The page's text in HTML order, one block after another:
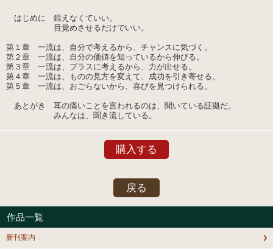
はじめに 鍛えなくていい。
目覚めさせるだけでいい。
第１章 一流は、自分で考えるから、チャンスに気づく。
第２章 一流は、自分の価値を知っているから伸びる。
第３章 一流は、プラスに考えるから、力が出せる。
第４章 一流は、ものの見方を変えて、成功を引き寄せる。
第５章 一流は、おごらないから、喜びを見つけられる。
あとがき 耳の痛いことを言われるのは、聞いている証拠だ。
みんなは、聞き流している。
購入する
戻る
作品一覧
新刊案内